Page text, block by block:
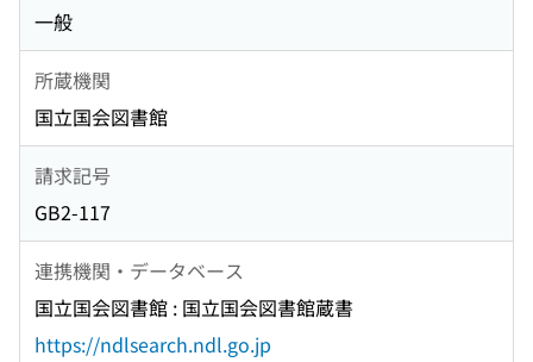
一般
所蔵機関
国立国会図書館
請求記号
GB2-117
連携機関・データベース
国立国会図書館 : 国立国会図書館蔵書
https://ndlsearch.ndl.go.jp